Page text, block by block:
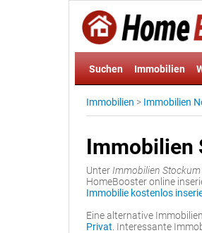
Suchen Immobilien
Immobilien > Immobilien
Immobilien
Unter Immobilien Stockum
HomeBooster online
Immobilie kostenlos
Eine alternative
Privat . Interessante